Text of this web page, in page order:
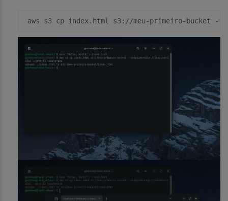
aws s3 cp index.html s3 ://meu-primeiro- bucket --